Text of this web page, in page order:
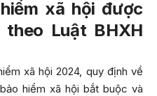
xã hội được
Luật BHXH
xã hội 2024, quy định về
hiểm xã hội bắt buộc và